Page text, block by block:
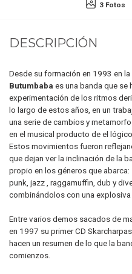
3 Fotos
DESCRIPCIÓN
Desde su formación en 1993 en la
Butumbaba es una banda que se
experimentación de los ritmos
lo largo de estos años, en un
una serie de cambios y
en el musical producto de el
Estos movimientos fueron
que dejan ver la inclinación de la
propio en los géneros que
punk, jazz , raggamuffin, dub y
combinándolos con una explosiva
Entre varios demos sacados de
en 1997 su primer CD
hacen un resumen de lo que la
comienzos.